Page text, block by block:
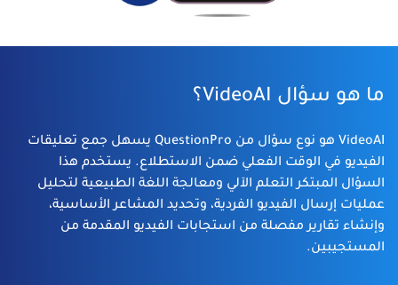
ما هو سؤال VideoAI؟
VideoAI هو نوع سؤال من QuestionPro يسهل جمع تعليقات
الفيديو في الوقت الفعلي ضمن الاستطلاع. يستخدم هذا
السؤال المبتكر التعلم الآلي ومعالجة اللغة الطبيعية لتحليل
عمليات إرسال الفيديو الفردية، وتحديد المشاعر الأساسية،
وإنشاء تقارير مفصلة من استجابات الفيديو المقدمة من
المستجيبين.